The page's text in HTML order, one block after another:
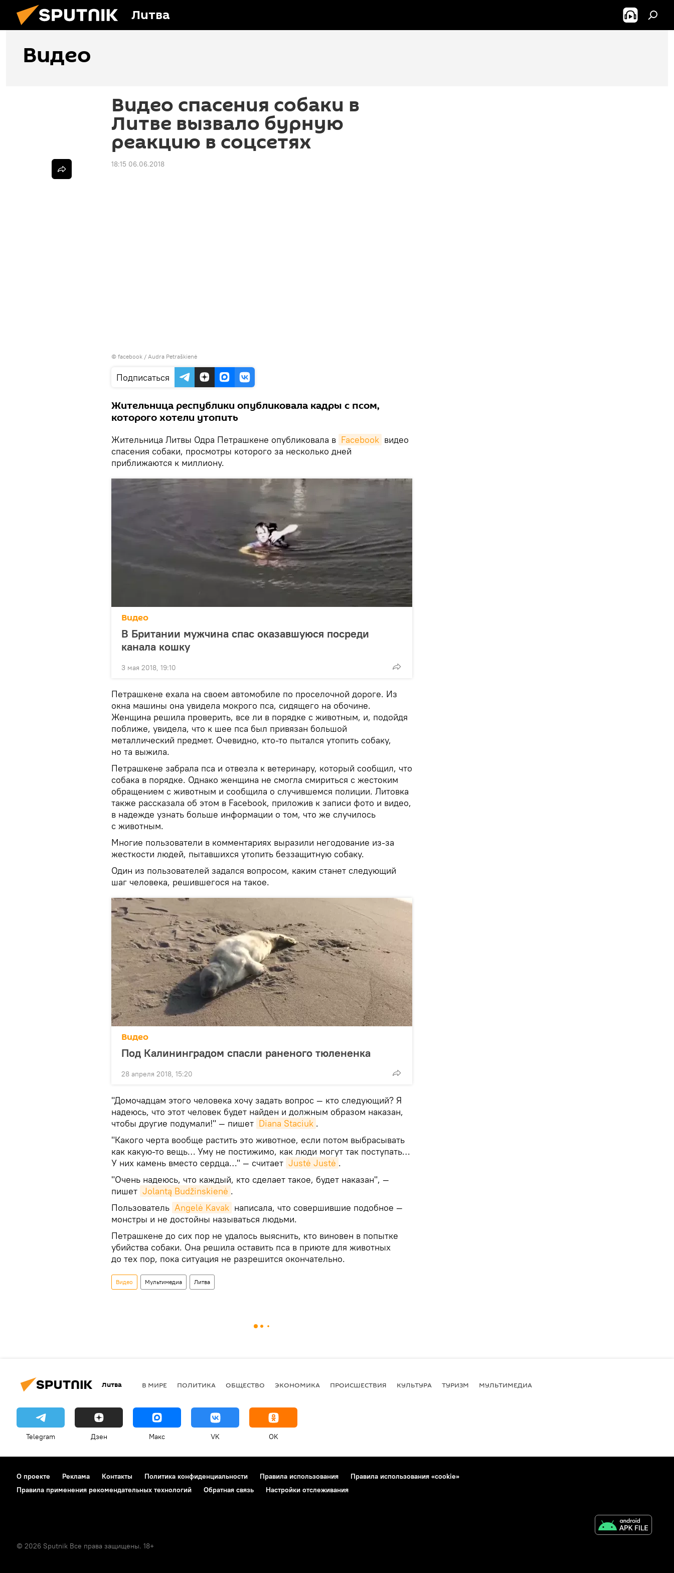
Литва
Видео
Видео спасения собаки в
Литве вызвало бурную
реакцию в соцсетях
18:15 06.06.2018
© facebook / Audra Petraškienė
Подписаться
Жительница республики опубликовала кадры с псом,
которого хотели утопить
Жительница Литвы Одра Петрашкене опубликовала в Facebook видео
спасения собаки, просмотры которого за несколько дней
приближаются к миллиону.
Видео
В Британии мужчина спас оказавшуюся посреди
канала кошку
3 мая 2018, 19:10
Петрашкене ехала на своем автомобиле по проселочной дороге. Из
окна машины она увидела мокрого пса, сидящего на обочине.
Женщина решила проверить, все ли в порядке с животным, и, подойдя
поближе, увидела, что к шее пса был привязан большой
металлический предмет. Очевидно, кто-то пытался утопить собаку,
но та выжила.
Петрашкене забрала пса и отвезла к ветеринару, который сообщил, что
собака в порядке. Однако женщина не смогла смириться с жестоким
обращением с животным и сообщила о случившемся полиции. Литовка
также рассказала об этом в Facebook, приложив к записи фото и видео,
в надежде узнать больше информации о том, что же случилось
с животным.
Многие пользователи в комментариях выразили негодование из-за
жесткости людей, пытавшихся утопить беззащитную собаку.
Один из пользователей задался вопросом, каким станет следующий
шаг человека, решившегося на такое.
Видео
Под Калининградом спасли раненого тюлененка
28 апреля 2018, 15:20
"Домочадцам этого человека хочу задать вопрос — кто следующий? Я
надеюсь, что этот человек будет найден и должным образом наказан,
чтобы другие подумали!" — пишет Diana Staciuk .
"Какого черта вообще растить это животное, если потом выбрасывать
как какую-то вещь… Уму не постижимо, как люди могут так поступать…
У них камень вместо сердца…" — считает Justė Justė .
"Очень надеюсь, что каждый, кто сделает такое, будет наказан", —
пишет Jolantą Budžinskienė .
Пользователь Angelė Kavak написала, что совершившие подобное —
монстры и не достойны называться людьми.
Петрашкене до сих пор не удалось выяснить, кто виновен в попытке
убийства собаки. Она решила оставить пса в приюте для животных
до тех пор, пока ситуация не разрешится окончательно.
Видео Мультимедиа Литва
Литва В МИРЕ ПОЛИТИКА ОБЩЕСТВО ЭКОНОМИКА ПРОИСШЕСТВИЯ КУЛЬТУРА ТУРИЗМ МУЛЬТИМЕДИА
Telegram Дзен Макс VK OK
О проекте Реклама Контакты Политика конфиденциальности Правила использования
Правила использования «cookie»
Правила применения рекомендательных технологий
Обратная связь Настройки отслеживания
© 2026 Sputnik Все права защищены. 18+